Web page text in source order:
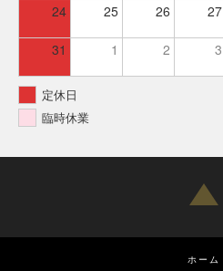
24 25 26 27
31 1 2 3
定休日
臨時休業
ホーム